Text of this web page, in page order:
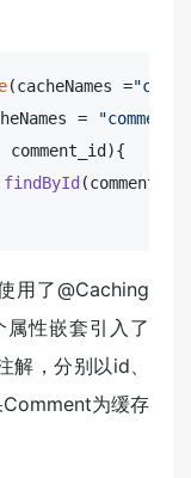
(cacheNames =
= "comment"
comment_id){
用了@Caching
性嵌套引入了
，分别以id、
为缓存